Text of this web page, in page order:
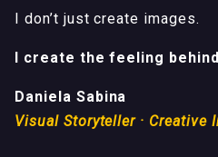
I don’t just create images.
I create the feeling
Daniela Sabina
Visual Storyteller · Creative